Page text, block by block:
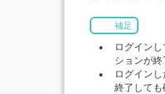
補足
ログイン
ションが終
ログイン
終了しても